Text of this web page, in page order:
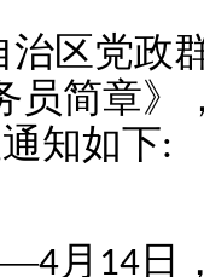
区党政
员简章》
知如下:
—4月 14日